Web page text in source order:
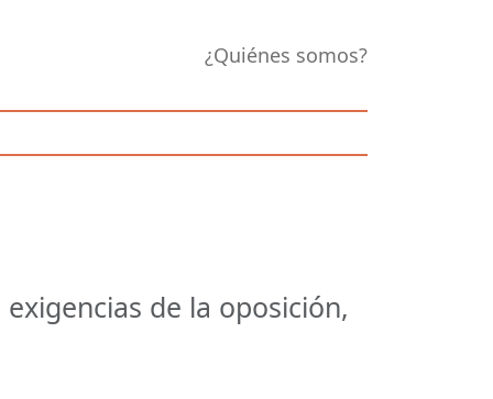
¿Quiénes somos?
de la oposición,